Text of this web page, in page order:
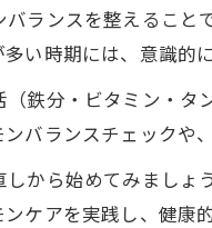
ランスを整えるこ
い時期には、意識的
鉄分・ビタミン・
バランスチェックや
から始めてみまし
ケアを実践し、健康